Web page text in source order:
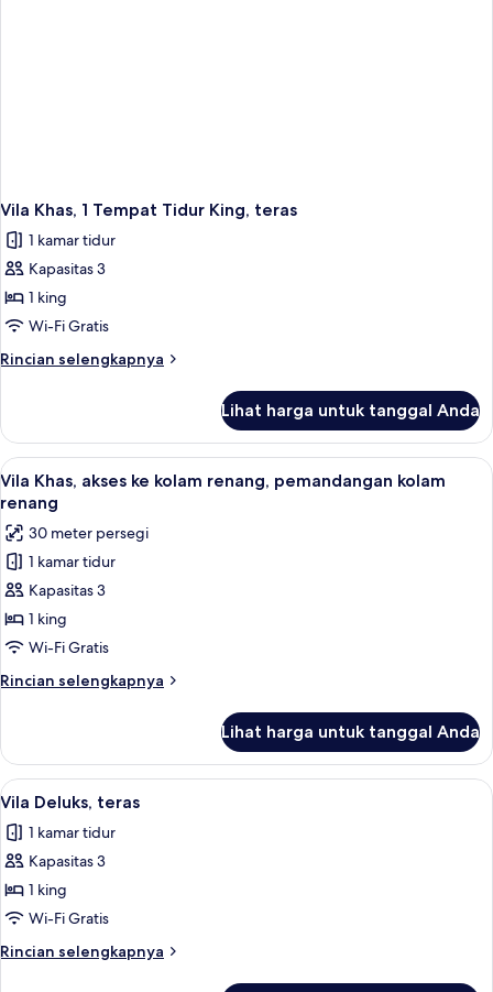
Vila Khas, 1 Tempat Tidur King, teras
1 kamar tidur
Kapasitas 3
1 king
Wi-Fi Gratis
Rincian selengkapnya
Rincian
Vila
Khas,
1
Tempat
King,
teras
Lihat harga untuk tanggal Anda
Lihat
semua
foto
untuk
Vila
Khas,
akses
ke
kolam
renang,
kolam
renang
1 kamar tidur, selimut bulu angsa,
6
Vila Khas, akses ke kolam renang, pemandangan kolam
renang
30 meter persegi
1 kamar tidur
Kapasitas 3
1 king
Wi-Fi Gratis
Rincian selengkapnya
Rincian
Vila
Khas,
akses
kolam
renang,
kolam
renang
Lihat harga untuk tanggal Anda
Lihat
semua
foto
untuk
Vila
Deluks,
teras
Vila Deluks, teras | 1 kamar tidur,
4
Vila Deluks, teras
1 kamar tidur
Kapasitas 3
1 king
Wi-Fi Gratis
Rincian selengkapnya
Rincian